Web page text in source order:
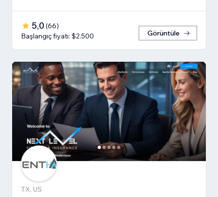
5,0 (66)
Başlangıç fiyatı: $2.500
Görüntüle
TX, US